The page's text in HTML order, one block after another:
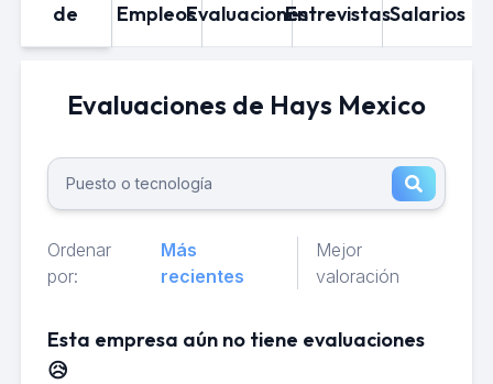
de
EmpleosEvaluacionesEntrevistasSalarios
Evaluaciones de Hays Mexico
Ordenar
por:
Más
recientes
Mejor
valoración
Esta empresa aún no tiene evaluaciones
😥